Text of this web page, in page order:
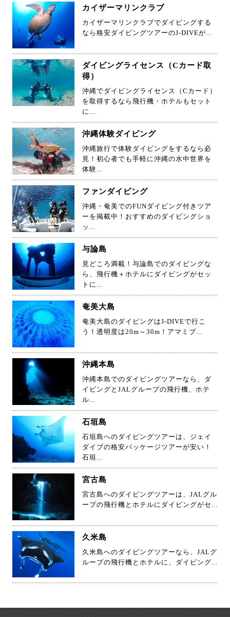
カイザーマリンクラブ
カイザーマリンクラブでダイビングする
なら格安ダイビングツアーのJ-DIVEが...
ダイビングライセンス（Cカード取
得）
沖縄でダイビングライセンス（Cカード）
を取得するなら飛行機・ホテルもセット
に...
沖縄体験ダイビング
沖縄旅行で体験ダイビングをするなら必
見！初心者でも手軽に沖縄の水中世界を
体験...
ファンダイビング
沖縄・奄美でのFUNダイビング付きツア
ーを掲載中！おすすめのダイビングショ
ッ...
与論島
見どころ満載！与論島でのダイビングな
ら、飛行機＋ホテルにダイビングがセッ
トに...
奄美大島
奄美大島のダイビングはJ-DIVEで行こ
う！透明度は20m～30m！アマミブ...
沖縄本島
沖縄本島でのダイビングツアーなら、ダ
イビングとJALグループの飛行機、ホテ
ル...
石垣島
石垣島へのダイビングツアーは、ジェイ
ダイブの格安パッケージツアーが安い！
石垣...
宮古島
宮古島へのダイビングツアーは、JALグル
ープの飛行機とホテルにダイビングがセ...
久米島
久米島へのダイビングツアーなら、JALグ
ループの飛行機とホテルに、ダイビング...